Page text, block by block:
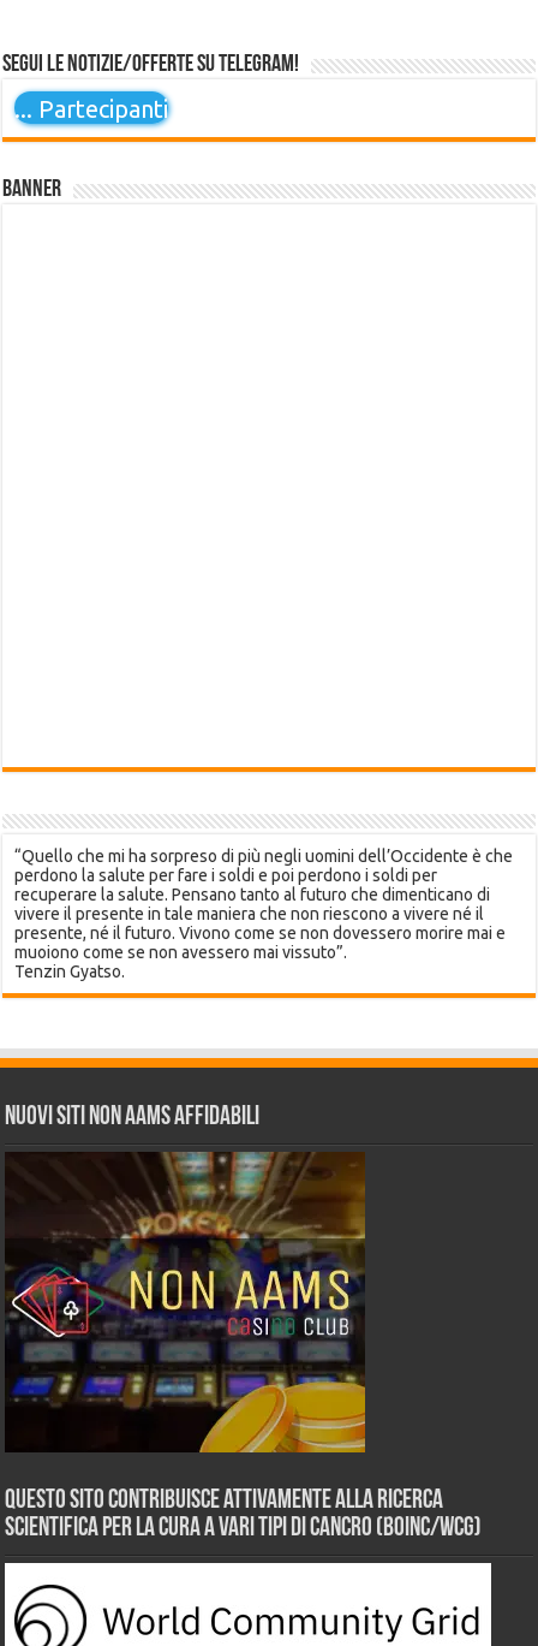
Segui le notizie/offerte su Telegram!
... Partecipanti
Banner
“Quello che mi ha sorpreso di più negli uomini dell’Occidente è che
perdono la salute per fare i soldi e poi perdono i soldi per
recuperare la salute. Pensano tanto al futuro che dimenticano di
vivere il presente in tale maniera che non riescono a vivere né il
presente, né il futuro. Vivono come se non dovessero morire mai e
muoiono come se non avessero mai vissuto”.
Tenzin Gyatso.
Nuovi siti non AAMS affidabili
Questo sito contribuisce attivamente alla ricerca
scientifica per la cura a vari tipi di Cancro (BOINC/WCG)